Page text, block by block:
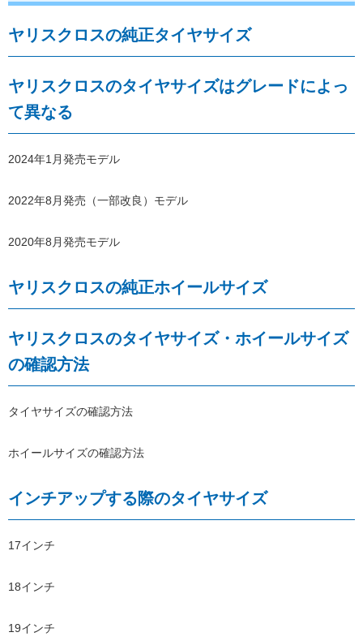
ヤリスクロスの純正タイヤサイズ
ヤリスクロスのタイヤサイズはグレードによっ
て異なる
2024年1月発売モデル
2022年8月発売（一部改良）モデル
2020年8月発売モデル
ヤリスクロスの純正ホイールサイズ
ヤリスクロスのタイヤサイズ・ホイールサイズ
の確認方法
タイヤサイズの確認方法
ホイールサイズの確認方法
インチアップする際のタイヤサイズ
17インチ
18インチ
19インチ